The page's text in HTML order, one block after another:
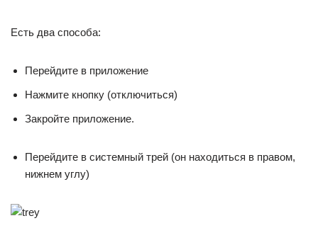
Есть два способa:
Перейдите в приложение
Нажмите кнопку (отключиться)
Закройте приложение.
Перейдите в системный трей (он находиться в правом,
нижнем углу)